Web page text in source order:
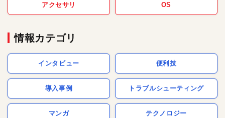
アクセサリ OS
情報カテゴリ
インタビュー 便利技
導入事例 トラブルシューティング
マンガ テクノロジー